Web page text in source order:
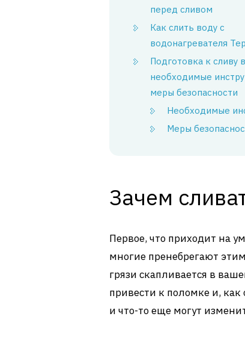
перед сливом
Как слить воду с
водонагревателя
Подготовка к сливу
необходимые
меры безопасности
Необходимые
Меры
Зачем
Первое, что приходит на
многие пренебрегают
грязи скапливается в
привести к поломке и,
и что-то еще могут